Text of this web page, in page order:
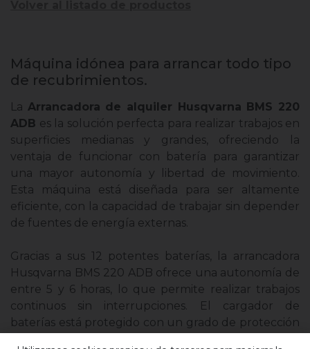
Máquina idónea para arrancar todo tipo
de recubrimientos.
La Arrancadora de alquiler Husqvarna BMS 220
ADB es la solución perfecta para realizar trabajos en
superficies medianas y grandes, ofreciendo la
ventaja de funcionar con batería para garantizar
una mayor autonomía y libertad de movimiento.
Esta máquina está diseñada para ser altamente
eficiente, con la capacidad de trabajar sin depender
de fuentes de energía externas.
Gracias a sus 12 potentes baterías, la arrancadora
Husqvarna BMS 220 ADB ofrece una autonomía de
entre 5 y 6 horas, lo que permite realizar trabajos
continuos sin interrupciones. El cargador de
baterías está protegido con un grado de protección